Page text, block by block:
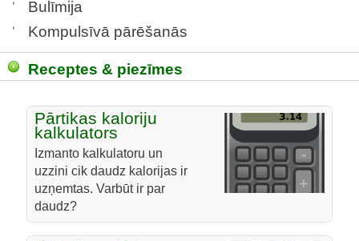
Bulīmija
Kompulsīvā pārēšanās
Receptes & piezīmes
Pārtikas kaloriju
kalkulators
Izmanto kalkulatoru un
uzzini cik daudz kalorijas ir
uzņemtas. Varbūt ir par
daudz?